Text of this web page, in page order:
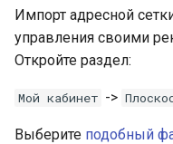
Импорт адресной
управления своими
Откройте раздел:
Мой кабинет ->
Выберите подобный